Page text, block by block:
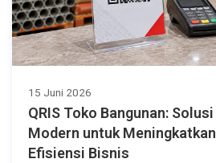
15 Juni 2026
QRIS Toko Bangunan:
Modern untuk
Efisiensi Bisnis